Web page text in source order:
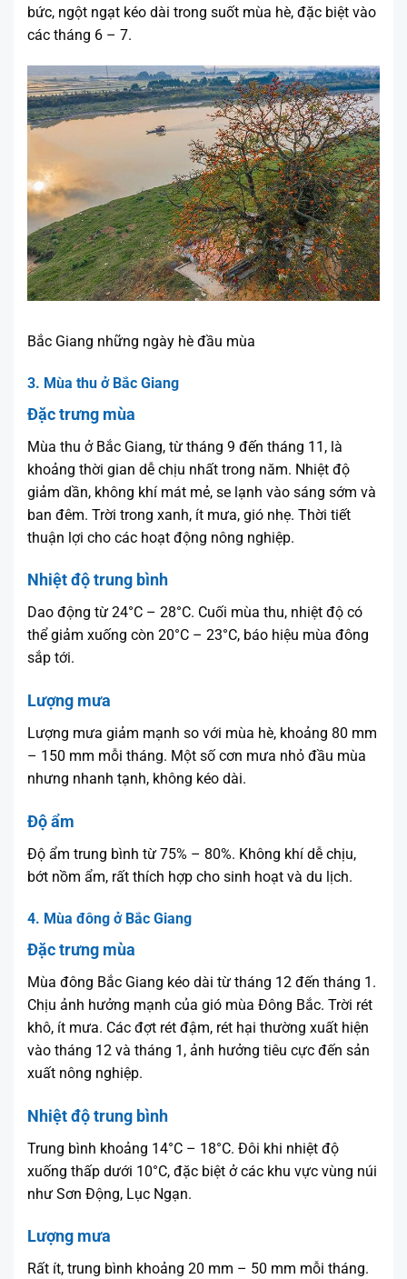
bức, ngột ngạt kéo dài trong suốt mùa hè, đặc biệt vào
các tháng 6 – 7.
Bắc Giang những ngày hè đầu mùa
3. Mùa thu ở Bắc Giang
Đặc trưng mùa
Mùa thu ở Bắc Giang, từ tháng 9 đến tháng 11, là
khoảng thời gian dễ chịu nhất trong năm. Nhiệt độ
giảm dần, không khí mát mẻ, se lạnh vào sáng sớm và
ban đêm. Trời trong xanh, ít mưa, gió nhẹ. Thời tiết
thuận lợi cho các hoạt động nông nghiệp.
Nhiệt độ trung bình
Dao động từ 24°C – 28°C. Cuối mùa thu, nhiệt độ có
thể giảm xuống còn 20°C – 23°C, báo hiệu mùa đông
sắp tới.
Lượng mưa
Lượng mưa giảm mạnh so với mùa hè, khoảng 80 mm
– 150 mm mỗi tháng. Một số cơn mưa nhỏ đầu mùa
nhưng nhanh tạnh, không kéo dài.
Độ ẩm
Độ ẩm trung bình từ 75% – 80%. Không khí dễ chịu,
bớt nồm ẩm, rất thích hợp cho sinh hoạt và du lịch.
4. Mùa đông ở Bắc Giang
Đặc trưng mùa
Mùa đông Bắc Giang kéo dài từ tháng 12 đến tháng 1.
Chịu ảnh hưởng mạnh của gió mùa Đông Bắc. Trời rét
khô, ít mưa. Các đợt rét đậm, rét hại thường xuất hiện
vào tháng 12 và tháng 1, ảnh hưởng tiêu cực đến sản
xuất nông nghiệp.
Nhiệt độ trung bình
Trung bình khoảng 14°C – 18°C. Đôi khi nhiệt độ
xuống thấp dưới 10°C, đặc biệt ở các khu vực vùng núi
như Sơn Động, Lục Ngạn.
Lượng mưa
Rất ít, trung bình khoảng 20 mm – 50 mm mỗi tháng.